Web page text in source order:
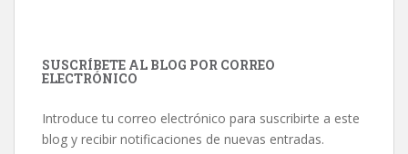
SUSCRÍBETE AL BLOG POR CORREO
ELECTRÓNICO
Introduce tu correo electrónico para suscribirte a este
blog y recibir notificaciones de nuevas entradas.